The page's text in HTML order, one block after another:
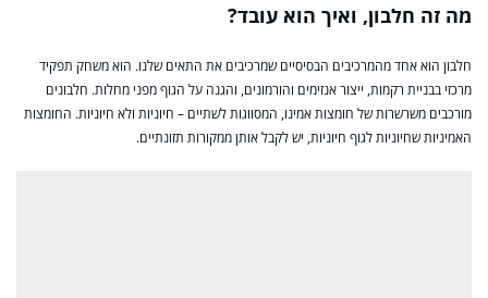
מה זה חלבון, ואיך הוא עובד?
חלבון הוא אחד מהמרכיבים הבסיסיים שמרכיבים את התאים שלנו. הוא משחק תפקיד
מרכזי בבניית רקמות, ייצור אנזימים והורמונים, והגנה על הגוף מפני מחלות. חלבונים
מורכבים משרשרות של חומצות אמינו, המסווגות לשתיים – חיוניות ולא חיוניות. החומצות
האמיניות שחיוניות לגוף חיוניות, יש לקבל אותן ממקורות תזונתיים.